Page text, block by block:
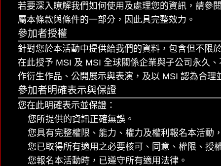
若要深入瞭解我們如何使用及處理您的資訊，請參
屬本條款與條件的一部分，因此具完整效力。
參加者授權
針對您於本活動中提供給我們的資料，包含但不限
在此授予 MSI 及 MSI 全球關係企業與子公司永久
作衍生作品、公開展示與表演，及以 MSI 認為合
參加者明確表示與保證
您在此明確表示並保證：
您所提供的資訊正確無誤。
您具有完整權限、能力、權力及權利報名本活動
您已取得所有適用之必要核可、同意、權限、授
您報名本活動時，已遵守所有適用法律。